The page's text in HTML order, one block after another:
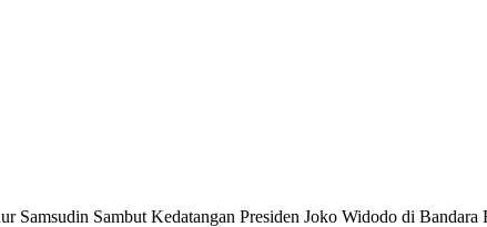
Samsudin Sambut Kedatangan Presiden Joko Widodo di